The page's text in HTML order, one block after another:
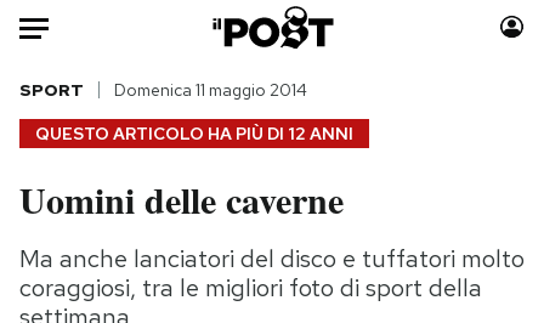
Auto
HOME
Italia
Politica
Tecnologia
Moda
Consumismi
Storie/Idee
QUESTO ARTICOLO HA PIÙ DI 12 ANNI
SPORT Domenica 11 maggio 2014
Uomini delle caverne
Ma anche lanciatori del disco e tuffatori molto
coraggiosi, tra le migliori foto di sport della